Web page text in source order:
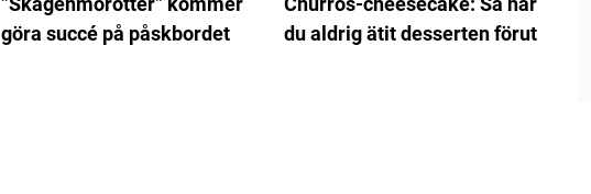
göra succé på påskbordet
du aldrig ätit desserten förut